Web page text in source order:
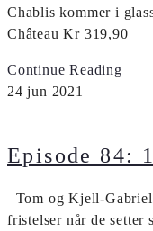
Chablis kommer i
Château Kr 319,90
Continue Reading
24 jun 2021
Episode 84:
Tom og Kjell-
fristelser når de setter